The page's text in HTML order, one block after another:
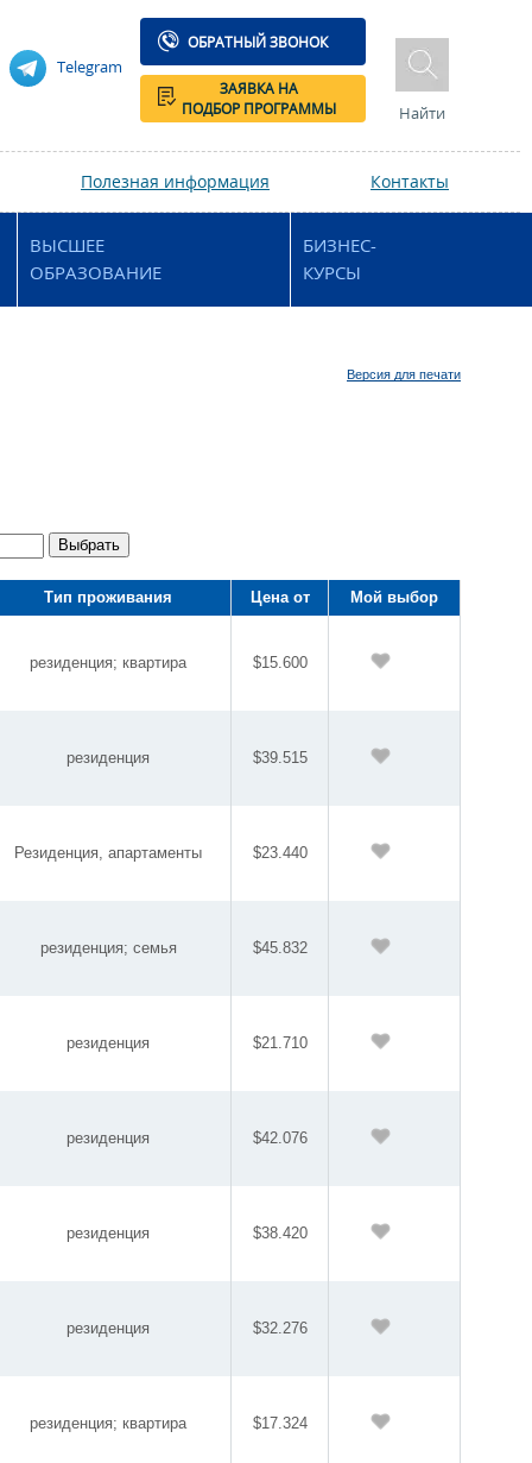
Telegram
ОБРАТНЫЙ ЗВОНОК
ЗАЯВКА НА
ПОДБОР ПРОГРАММЫ
Найти
Полезная информация Контакты
ВЫСШЕЕ
ОБРАЗОВАНИЕ
БИЗНЕС-
КУРСЫ
Версия для печати
Выбрать
Тип проживания Цена от Мой выбор
резиденция; квартира $15.600
резиденция $39.515
Резиденция, апартаменты $23.440
резиденция; семья $45.832
резиденция $21.710
резиденция $42.076
резиденция $38.420
резиденция $32.276
резиденция; квартира $17.324